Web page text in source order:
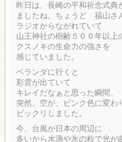
昨日は、長崎の平和祈念式典
ましたね。ちょうど 福山さ
ラジオからながれていて
山王神社の樹齢５００年以上
クスノキの生命力の強さを
感じていました。
ベランダに行くと
彩雲が出ていて
キレイだなぁと思った瞬間、
突然、空が、ピンク色に変わ
ビックリしました。
今、台風が日本の周辺に
多いから水滴や氷の粒で光が